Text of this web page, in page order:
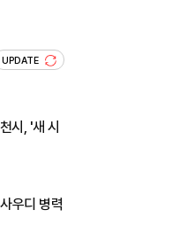
UPDATE
시, '새 시
우디 병력